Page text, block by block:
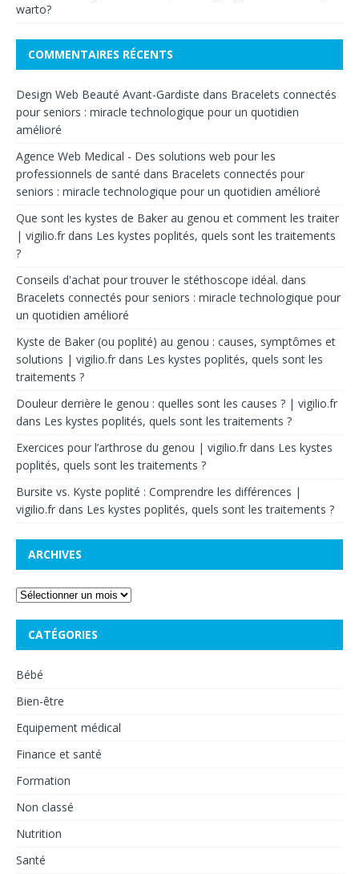
warto?
COMMENTAIRES RÉCENTS
Design Web Beauté Avant-Gardiste dans Bracelets connectés
pour seniors : miracle technologique pour un quotidien
amélioré
Agence Web Medical - Des solutions web pour les
professionnels de santé dans Bracelets connectés pour
seniors : miracle technologique pour un quotidien amélioré
Que sont les kystes de Baker au genou et comment les traiter
| vigilio.fr dans Les kystes poplités, quels sont les traitements
?
Conseils d'achat pour trouver le stéthoscope idéal. dans
Bracelets connectés pour seniors : miracle technologique pour
un quotidien amélioré
Kyste de Baker (ou poplité) au genou : causes, symptômes et
solutions | vigilio.fr dans Les kystes poplités, quels sont les
traitements ?
Douleur derrière le genou : quelles sont les causes ? | vigilio.fr
dans Les kystes poplités, quels sont les traitements ?
Exercices pour l’arthrose du genou | vigilio.fr dans Les kystes
poplités, quels sont les traitements ?
Bursite vs. Kyste poplité : Comprendre les différences |
vigilio.fr dans Les kystes poplités, quels sont les traitements ?
ARCHIVES
CATÉGORIES
Bébé
Bien-être
Equipement médical
Finance et santé
Formation
Non classé
Nutrition
Santé